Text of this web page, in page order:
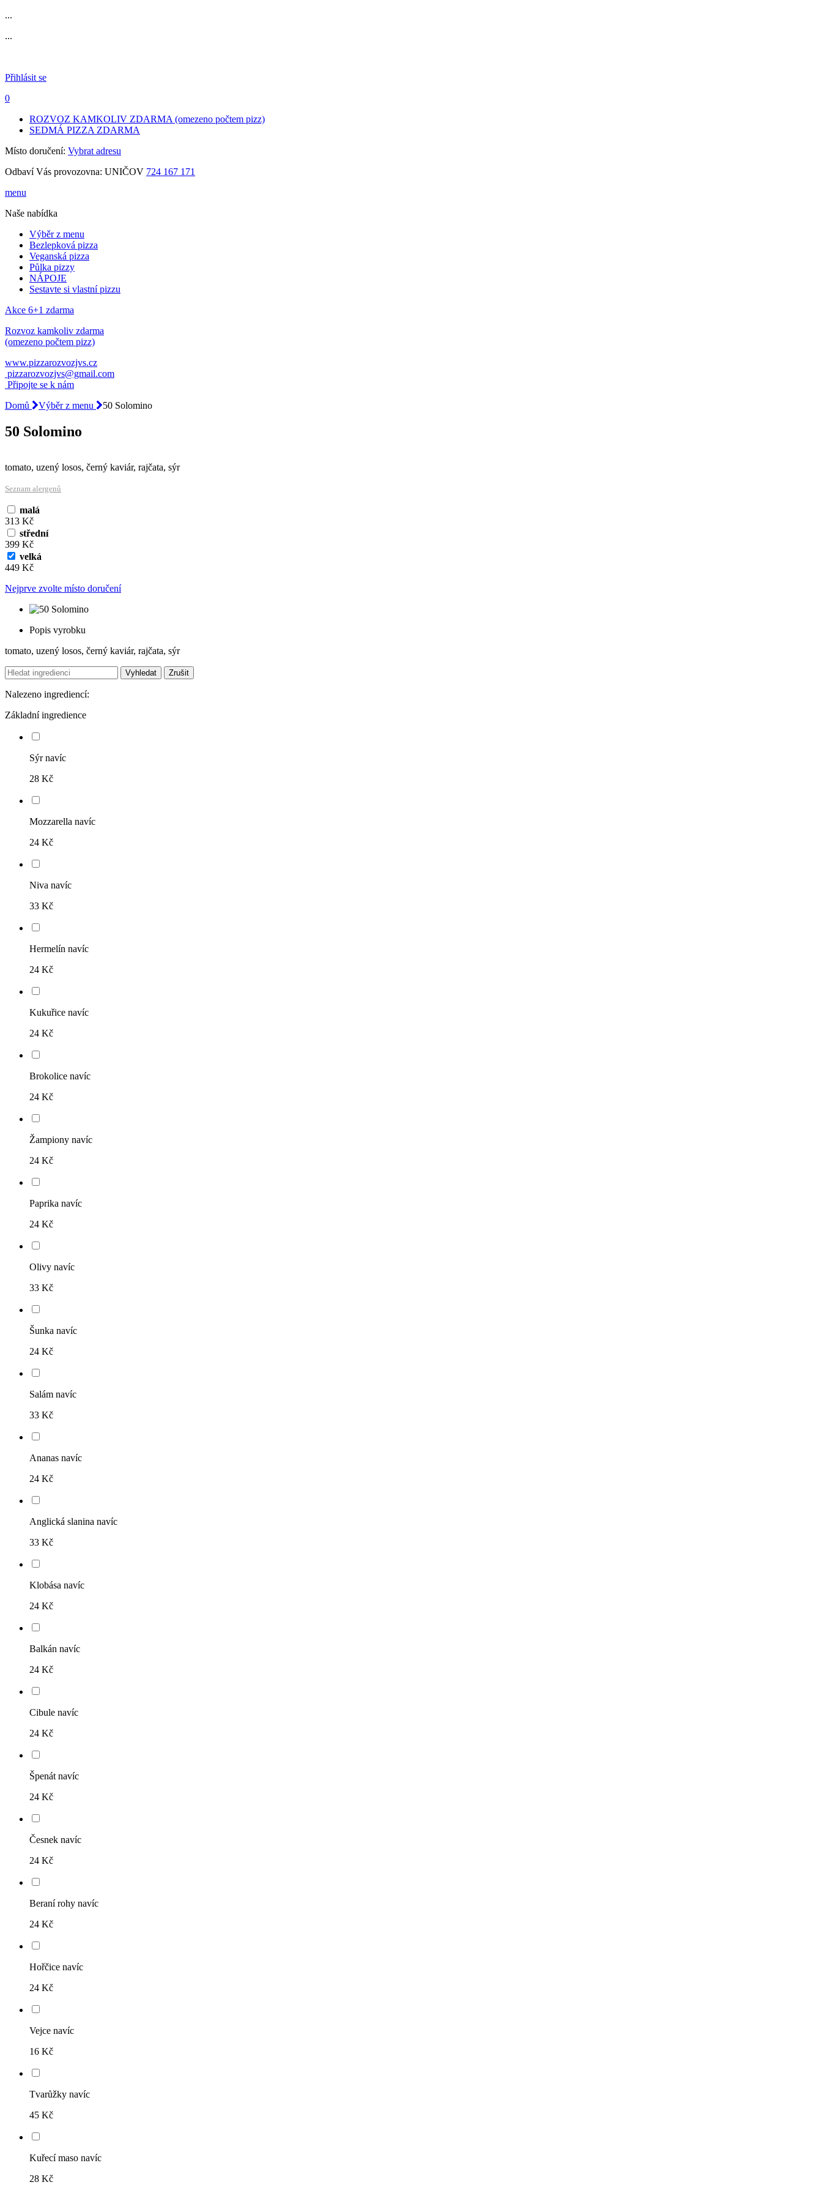
...
...
Přihlásit se
0
ROZVOZ KAMKOLIV ZDARMA (omezeno počtem pizz)
SEDMÁ PIZZA ZDARMA
Místo doručení: Vybrat adresu
Odbaví Vás provozovna: UNIČOV 724 167 171
menu
Naše nabídka
Výběr z menu
Bezlepková pizza
Veganská pizza
Půlka pizzy
NÁPOJE
Sestavte si vlastní pizzu
Akce 6+1 zdarma
Rozvoz kamkoliv zdarma
(omezeno počtem pizz)
www.pizzarozvozjvs.cz
pizzarozvozjvs@gmail.com
Připojte se k nám
Domů
Výběr z menu 50 Solomino
50 Solomino
tomato, uzený losos, černý kaviár, rajčata, sýr
Seznam alergenů
malá
313 Kč
střední
399 Kč
velká
449 Kč
Nejprve zvolte místo doručení
Popis vyrobku
tomato, uzený losos, černý kaviár, rajčata, sýr
Vyhledat Zrušit
Nalezeno ingrediencí:
Základní ingredience
Sýr navíc
28 Kč
Mozzarella navíc
24 Kč
Niva navíc
33 Kč
Hermelín navíc
24 Kč
Kukuřice navíc
24 Kč
Brokolice navíc
24 Kč
Žampiony navíc
24 Kč
Paprika navíc
24 Kč
Olivy navíc
33 Kč
Šunka navíc
24 Kč
Salám navíc
33 Kč
Ananas navíc
24 Kč
Anglická slanina navíc
33 Kč
Klobása navíc
24 Kč
Balkán navíc
24 Kč
Cibule navíc
24 Kč
Špenát navíc
24 Kč
Česnek navíc
24 Kč
Beraní rohy navíc
24 Kč
Hořčice navíc
24 Kč
Vejce navíc
16 Kč
Tvarůžky navíc
45 Kč
Kuřecí maso navíc
28 Kč